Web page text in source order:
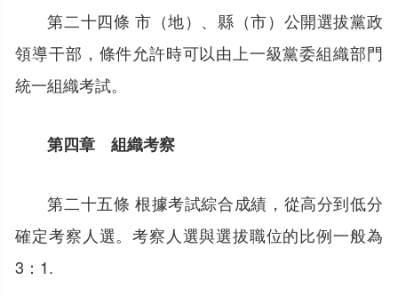
第二十四條 市（地）、縣（市）公開選拔黨政
領導干部，條件允許時可以由上一級黨委組織部門
統一組織考試。
第四章 組織考察
第二十五條 根據考試綜合成績，從高分到低分
確定考察人選。考察人選與選拔職位的比例一般為
3：1.